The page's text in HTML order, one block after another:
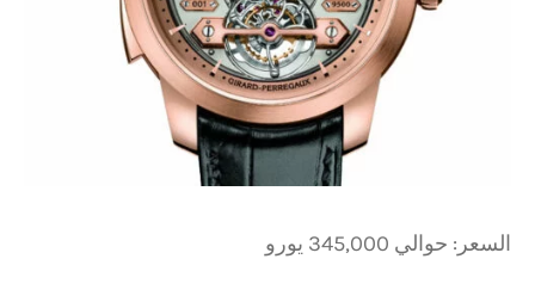
السعر: حوالي 345,000 يورو